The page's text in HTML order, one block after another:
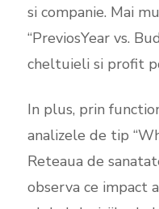
si companie. Mai
“PreviosYear vs.
cheltuieli si profit
In plus, prin
analizele de tip
Reteaua de
observa ce impact